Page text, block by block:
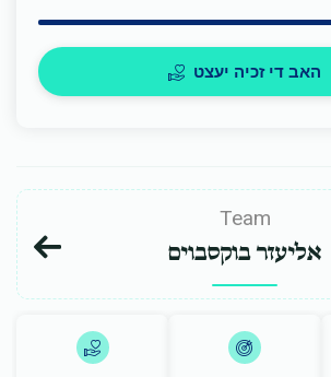
האב די זכיה יעצט
Team
אליעזר בוקסבוים